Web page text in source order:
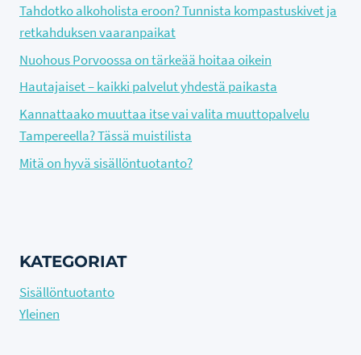
Tahdotko alkoholista eroon? Tunnista kompastuskivet ja
retkahduksen vaaranpaikat
Nuohous Porvoossa on tärkeää hoitaa oikein
Hautajaiset – kaikki palvelut yhdestä paikasta
Kannattaako muuttaa itse vai valita muuttopalvelu
Tampereella? Tässä muistilista
Mitä on hyvä sisällöntuotanto?
KATEGORIAT
Sisällöntuotanto
Yleinen